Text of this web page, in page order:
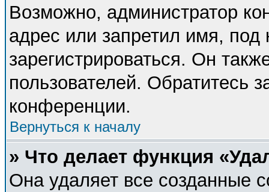
Возможно, администратор
адрес или запретил имя,
зарегистрироваться. Он
пользователей. Обратитесь
конференции.
Вернуться к началу
» Что делает функция
Она удаляет все созданные